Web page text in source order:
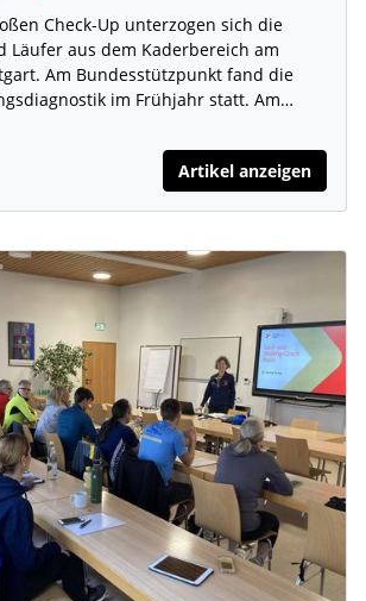
Check-Up unterzogen sich die
Läufer aus dem Kaderbereich am
Am Bundesstützpunkt fand die
im Frühjahr statt. Am…
Artikel anzeigen